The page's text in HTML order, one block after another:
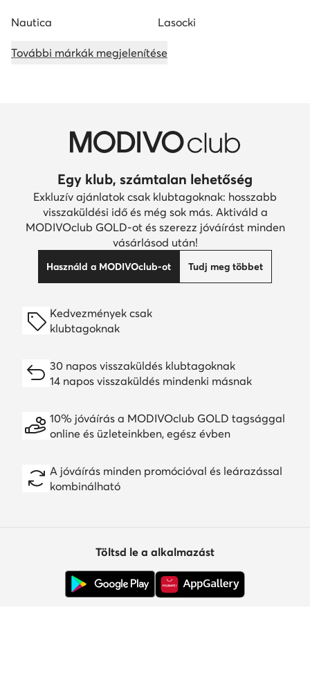
Nautica Lasocki
További márkák megjelenítése
Egy klub, számtalan lehetőség
Exkluzív ajánlatok csak klubtagoknak: hosszabb
visszaküldési idő és még sok más. Aktiváld a
MODIVOclub GOLD-ot és szerezz jóváírást minden
vásárlásod után!
Használd a MODIVOclub-ot Tudj meg többet
Kedvezmények csak
klubtagoknak
30 napos visszaküldés klubtagoknak
14 napos visszaküldés mindenki másnak
10% jóváírás a MODIVOclub GOLD tagsággal
online és üzleteinkben, egész évben
A jóváírás minden promócióval és leárazással
kombinálható
Töltsd le a alkalmazást